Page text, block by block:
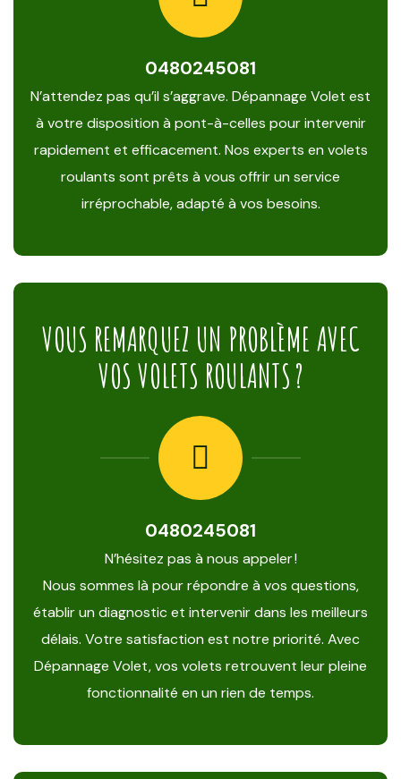
0480245081
N’attendez pas qu’il s’aggrave. Dépannage Volet est
à votre disposition à pont-à-celles pour intervenir
rapidement et efficacement. Nos experts en volets
roulants sont prêts à vous offrir un service
irréprochable, adapté à vos besoins.
VOUS REMARQUEZ UN PROBLÈME AVEC
VOS VOLETS ROULANTS ?
0480245081
N’hésitez pas à nous appeler !
Nous sommes là pour répondre à vos questions,
établir un diagnostic et intervenir dans les meilleurs
délais. Votre satisfaction est notre priorité. Avec
Dépannage Volet, vos volets retrouvent leur pleine
fonctionnalité en un rien de temps.